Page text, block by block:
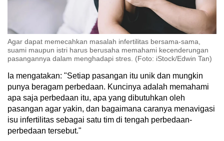
sekadar memberikan nasihat medis.
Menyedihkan sekali," tambahnya.
Hal tersebut mendorong Dennis untuk mulai
terbuka tentang isu infertilitasnya dengan
di media sosial.
Dia membuat akun Instagram
untuk berbagi kisah perjuangan, pengobatan,
pertemuan-pertemuan dengan dokter, dan
Agar dapat memecahkan masalah infertilitas bersama-sama,
suami maupun istri harus berusaha memahami kecenderungan
pasangannya dalam menghadapi stres. (Foto: iStock/Edwin Tan)
Ia mengatakan: "Setiap pasangan itu unik dan mungkin
punya beragam perbedaan. Kuncinya adalah memahami
apa saja perbedaan itu, apa yang dibutuhkan oleh
pasangan agar yakin, dan bagaimana caranya menavigasi
isu infertilitas sebagai satu tim di tengah perbedaan-
perbedaan tersebut."